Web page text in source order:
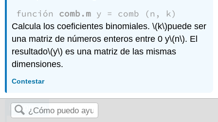
función comb.m y = comb (n, k)
Calcula los coeficientes binomiales.\(k\)puede ser
una matriz de números enteros entre 0 y\(n\). El
resultado\(y\) es una matriz de las mismas
dimensiones.
Contestar
ibinom.m